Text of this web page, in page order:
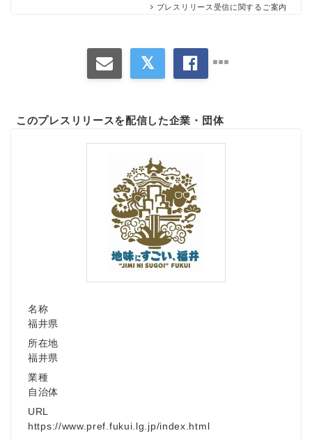
プレスリリース受信に関するご案内
このプレスリリースを配信した企業・団体
名称
福井県
所在地
福井県
業種
自治体
URL
https://www.pref.fukui.lg.jp/index.html